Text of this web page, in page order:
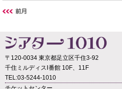
〒120-0034 東京都足立区千住3-92
千住ミルディスⅠ番館 10F、11F
TEL:03-5244-1010